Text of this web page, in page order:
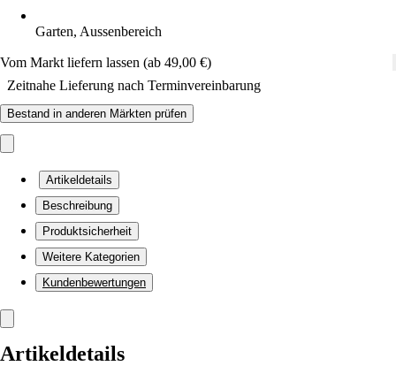
Garten, Aussenbereich
Vom Markt liefern lassen (ab 49,00 €)
Zeitnahe Lieferung nach Terminvereinbarung
Bestand in anderen Märkten prüfen
Artikeldetails
Beschreibung
Produktsicherheit
Weitere Kategorien
Kundenbewertungen
Artikeldetails